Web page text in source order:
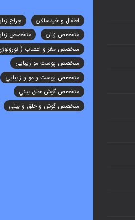
اطفال و خردسالان جراح
متخصص زنان
متخصص
متخصص مغز و اعصاب (
متخصص پوست مو زيبايي
متخصص پوست و مو و زيبايي
متخصص گوش حلق بيني
متخصص گوش و حلق و بيني